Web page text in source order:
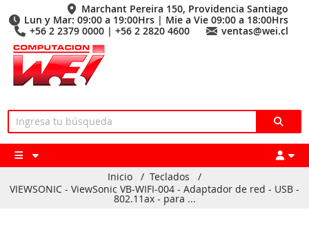
Marchant Pereira 150, Providencia Santiago
Lun y Mar: 09:00 a 19:00Hrs | Mie a Vie 09:00 a 18:00Hrs
+56 2 2379 0000 | +56 2 2820 4600
ventas@wei.cl
Inicio / Teclados
/
VIEWSONIC - ViewSonic VB-WIFI-004 - Adaptador de red - USB -
802.11ax - para ...